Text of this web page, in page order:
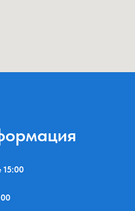
15:00